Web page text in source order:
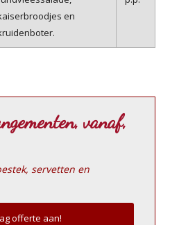
en
vanaf,
servetten en
offerte aan!